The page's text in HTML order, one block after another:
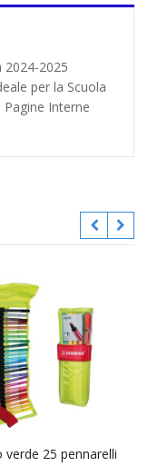
2024-2025
per la Scuola
Interne
Etichette